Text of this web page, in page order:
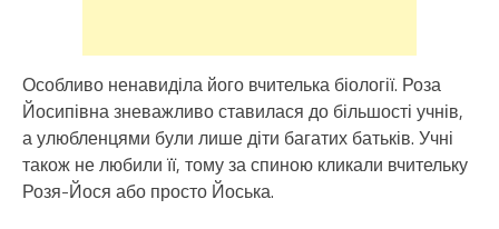
Особливо ненавиділа його вчителька біології. Роза
Йосипівна зневажливо ставилася до більшості учнів,
а улюбленцями були лише діти багатих батьків. Учні
також не любили її, тому за спиною кликали вчительку
Розя-Йося або просто Йоська.